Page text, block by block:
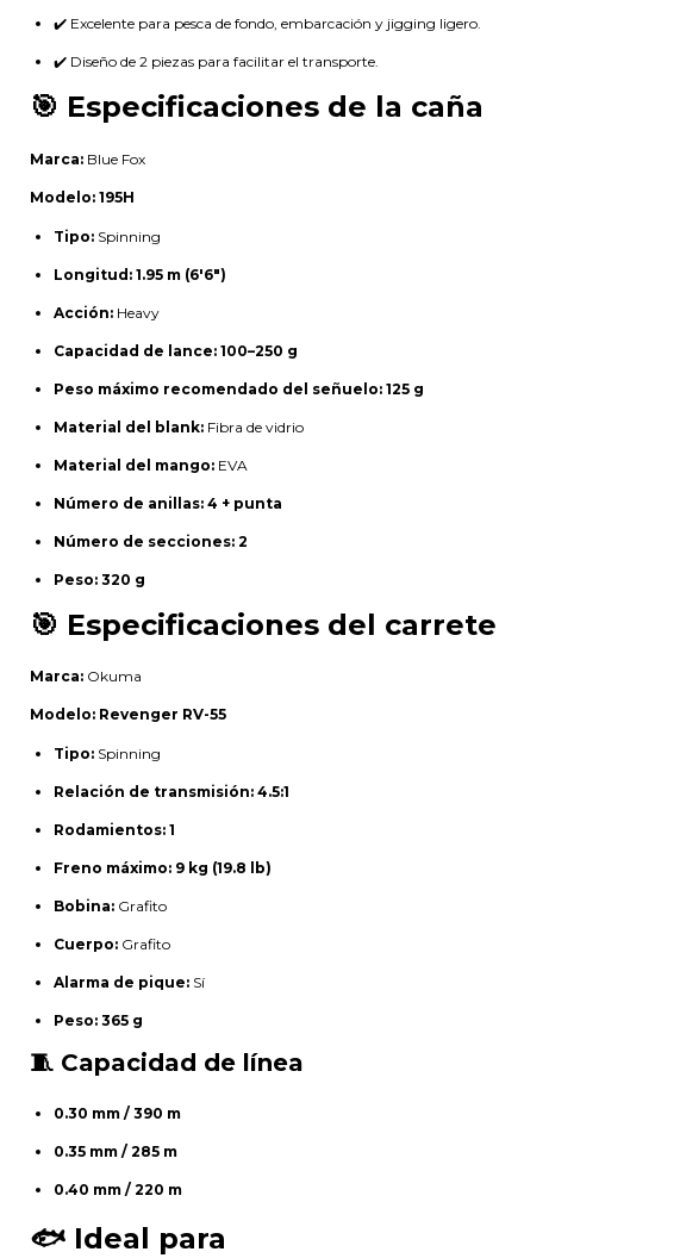
✔️ Excelente para pesca de fondo, embarcación y jigging ligero.
✔️ Diseño de 2 piezas para facilitar el transporte.
🎯 Especificaciones de la caña
Marca: Blue Fox
Modelo: 195H
Tipo: Spinning
Longitud: 1.95 m (6'6")
Acción: Heavy
Capacidad de lance: 100–250 g
Peso máximo recomendado del señuelo: 125 g
Material del blank: Fibra de vidrio
Material del mango: EVA
Número de anillas: 4 + punta
Número de secciones: 2
Peso: 320 g
🎯 Especificaciones del carrete
Marca: Okuma
Modelo: Revenger RV-55
Tipo: Spinning
Relación de transmisión: 4.5:1
Rodamientos: 1
Freno máximo: 9 kg (19.8 lb)
Bobina: Grafito
Cuerpo: Grafito
Alarma de pique: Sí
Peso: 365 g
🧵 Capacidad de línea
0.30 mm / 390 m
0.35 mm / 285 m
0.40 mm / 220 m
🐟 Ideal para